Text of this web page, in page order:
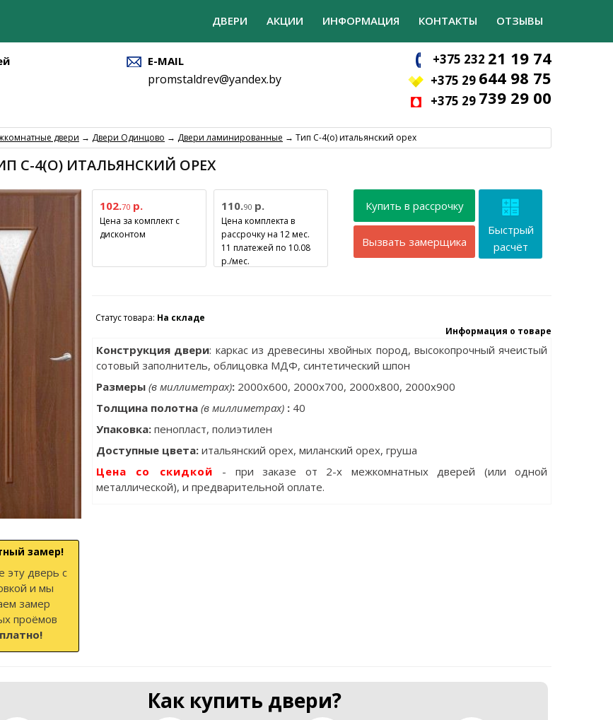
ДВЕРИ АКЦИИ ИНФОРМАЦИЯ КОНТАКТЫ ОТЗЫВЫ
E-MAIL
promstaldrev@yandex.by
+375 232 21 19 74
+375 29 644 98 75
+375 29 739 29 00
двери → Двери Одинцово → Двери ламинированные → Тип С-4(о) итальянский орех
С-4(О) ИТАЛЬЯНСКИЙ ОРЕХ
замер!
эту дверь с
и мы
замер
проёмов
102.70 р.
Цена за комплект с
дисконтом
110.90 р.
Цена комплекта в
рассрочку на 12 мес.
11 платежей по 10.08
р./мес.
Купить в рассрочку
Вызвать замерщика
Быстрый
расчёт
Статус товара: На складе
Информация о товаре
Конструкция двери: каркас из древесины хвойных пород, высокопрочный ячеистый
сотовый заполнитель, облицовка МДФ, синтетический шпон
Размеры (в миллиметрах): 2000х600, 2000x700, 2000x800, 2000x900
Толщина полотна (в миллиметрах) : 40
Упаковка: пенопласт, полиэтилен
Доступные цвета: итальянский орех, миланский орех, груша
Цена со скидкой - при заказе от 2-х межкомнатных дверей (или одной
металлической), и предварительной оплате.
Как купить двери?